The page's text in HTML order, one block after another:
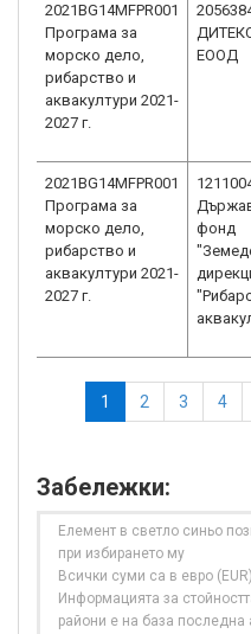
2021BG14MFPR001
Програма за
морско дело,
рибарство и
аквакултури 2021-
2027 г.
ЕООД
2021BG14MFPR001
Програма за
морско дело,
рибарство и
аквакултури 2021-
2027 г.
фонд
1 2 3 4
Забележки:
Елемент в светло синьо
при избирането му
Всички суми са в евро
Информацията за
райони е на база последна